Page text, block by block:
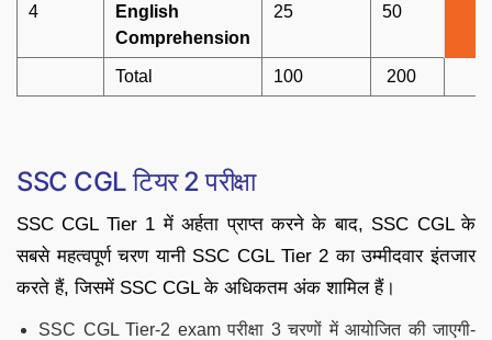
4
English
Comprehension
25 50
Total 100 200
SSC CGL टियर 2 परीक्षा
SSC CGL Tier 1 में अर्हता प्राप्त करने के बाद, SSC CGL के
सबसे महत्वपूर्ण चरण यानी SSC CGL Tier 2 का उम्मीदवार इंतजार
करते हैं, जिसमें SSC CGL के अधिकतम अंक शामिल हैं।
SSC CGL Tier-2 exam परीक्षा 3 चरणों में आयोजित की जाएगी-